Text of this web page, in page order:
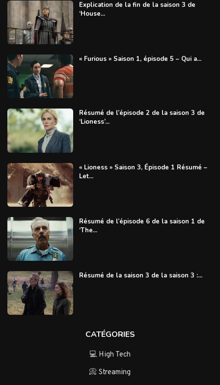
Explication de la fin de la saison 3 de
‘House...
« Furious » Saison 1, épisode 5 – Qui a...
Résumé de l’épisode 2 de la saison 3 de
‘Lioness’...
« Lioness » Saison 3, Épisode 1 Résumé –
Let...
Résumé de l’épisode 6 de la saison 1 de
‘The...
Résumé de la saison 3 de la saison 3 :...
CATÉGORIES
💻 High Tech
📀 Streaming